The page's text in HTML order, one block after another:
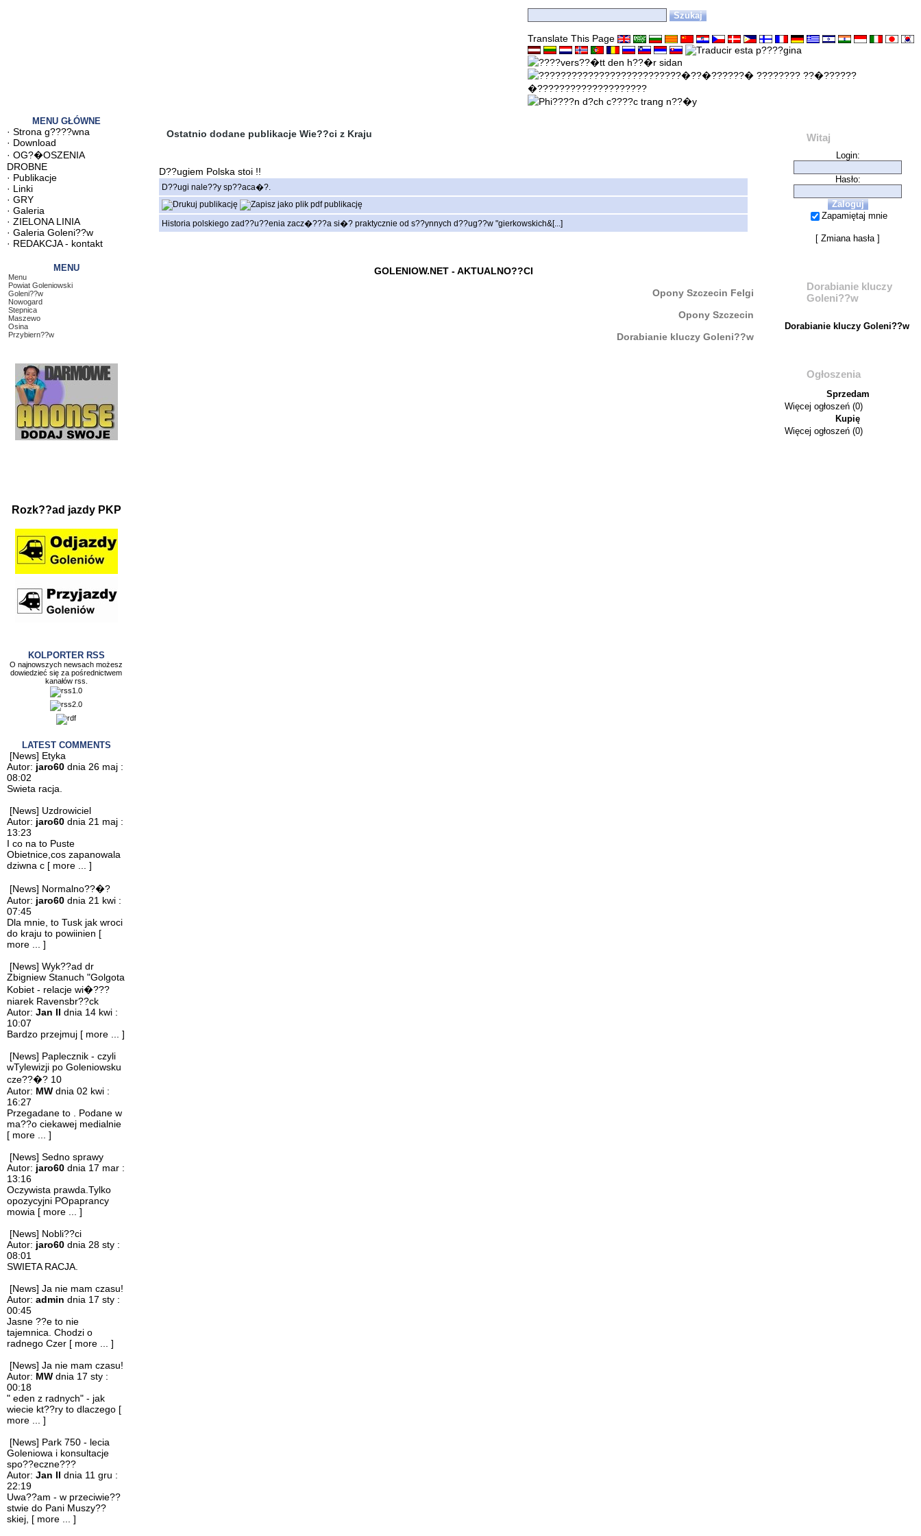
Translate This Page
MENU GŁÓWNE
· Strona g????wna
· Download
· OG?�OSZENIA
DROBNE
· Publikacje
· Linki
· GRY
· Galeria
· ZIELONA LINIA
· Galeria Goleni??w
· REDAKCJA - kontakt
MENU
Menu
Powiat Goleniowski
Goleni??w
Nowogard
Stepnica
Maszewo
Osina
Przybiern??w
Rozk??ad jazdy PKP
KOLPORTER RSS
O najnowszych newsach możesz
dowiedzieć się za pośrednictwem
kanałów rss.
LATEST COMMENTS
[News] Etyka
Autor: jaro60 dnia 26 maj :
08:02
Swieta racja.
[News] Uzdrowiciel
Autor: jaro60 dnia 21 maj :
13:23
I co na to Puste
Obietnice,cos zapanowala
dziwna c [ more ... ]
[News] Normalno??�?
Autor: jaro60 dnia 21 kwi :
07:45
Dla mnie, to Tusk jak wroci
do kraju to powiinien [
more ... ]
[News] Wyk??ad dr
Zbigniew Stanuch "Golgota
Kobiet - relacje wi�???
niarek Ravensbr??ck
Autor: Jan II dnia 14 kwi :
10:07
Bardzo przejmuj [ more ... ]
[News] Paplecznik - czyli
wTylewizji po Goleniowsku
cze??�? 10
Autor: MW dnia 02 kwi :
16:27
Przegadane to . Podane w
ma??o ciekawej medialnie
[ more ... ]
[News] Sedno sprawy
Autor: jaro60 dnia 17 mar :
13:16
Oczywista prawda.Tylko
opozycyjni POpaprancy
mowia [ more ... ]
[News] Nobli??ci
Autor: jaro60 dnia 28 sty :
08:01
SWIETA RACJA.
[News] Ja nie mam czasu!
Autor: admin dnia 17 sty :
00:45
Jasne ??e to nie
tajemnica. Chodzi o
radnego Czer [ more ... ]
[News] Ja nie mam czasu!
Autor: MW dnia 17 sty :
00:18
" eden z radnych" - jak
wiecie kt??ry to dlaczego [
more ... ]
[News] Park 750 - lecia
Goleniowa i konsultacje
spo??eczne???
Autor: Jan II dnia 11 gru :
22:19
Uwa??am - w przeciwie??
stwie do Pani Muszy??
skiej, [ more ... ]
Ostatnio dodane publikacje Wie??ci z Kraju
D??ugiem Polska stoi !!
D??ugi nale??y sp??aca�?.
Historia polskiego zad??u??enia zacz�???a si�? praktycznie od s??ynnych d??ug??w "gierkowskich&[...]
GOLENIOW.NET - AKTUALNO??CI
Opony Szczecin Felgi
Opony Szczecin
Dorabianie kluczy Goleni??w
Witaj
Login:
Hasło:
Zapamiętaj mnie
[ Zmiana hasła]
Dorabianie kluczy
Goleni??w
Dorabianie kluczy Goleni??w
Ogłoszenia
Sprzedam
Więcej ogłoszeń (0)
Kupię
Więcej ogłoszeń (0)